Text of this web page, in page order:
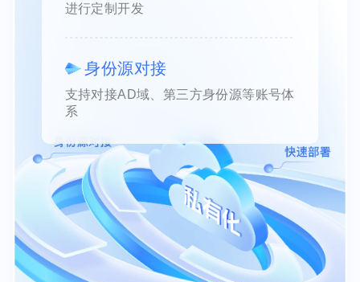
进行定制开发
身份源对接
支持对接AD域、第三方身份源等账号体
系